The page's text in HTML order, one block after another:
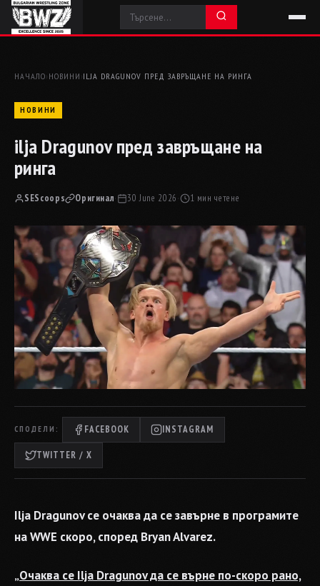
НАЧАЛО› НОВИНИ ›ILJA DRAGUNOV ПРЕД ЗАВРЪЩАНЕ НА РИНГА
НОВИНИ
ilja Dragunov пред завръщане на
ринга
SEScoops Оригинал· 30 June 2026· 1 мин четене
СПОДЕЛИ: FACEBOOK INSTAGRAM
TWITTER / X
Ilja Dragunov се очаква да се завърне в програмите
на WWE скоро, според Bryan Alvarez.
„Очаква се Ilja Dragunov да се върне по-скоро рано,